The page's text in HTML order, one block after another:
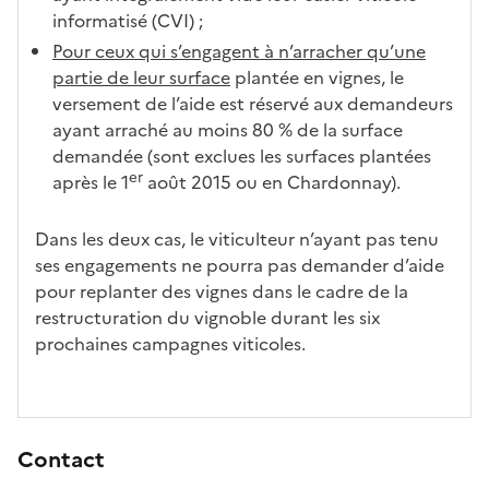
informatisé (CVI) ;
Pour ceux qui s’engagent à n’arracher qu’une
partie de leur surface plantée en vignes, le
versement de l’aide est réservé aux demandeurs
ayant arraché au moins 80 % de la surface
demandée (sont exclues les surfaces plantées
après le 1er août 2015 ou en Chardonnay).
Dans les deux cas, le viticulteur n’ayant pas tenu
ses engagements ne pourra pas demander d’aide
pour replanter des vignes dans le cadre de la
restructuration du vignoble durant les six
prochaines campagnes viticoles.
Contact